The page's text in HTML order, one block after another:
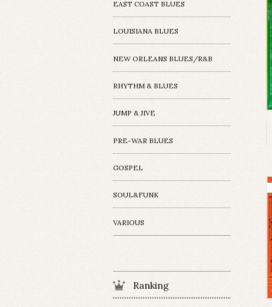
EAST COAST BLUES
LOUISIANA BLUES
NEW ORLEANS BLUES/R&B
RHYTHM & BLUES
JUMP & JIVE
PRE-WAR BLUES
GOSPEL
SOUL&FUNK
VARIOUS
Ranking